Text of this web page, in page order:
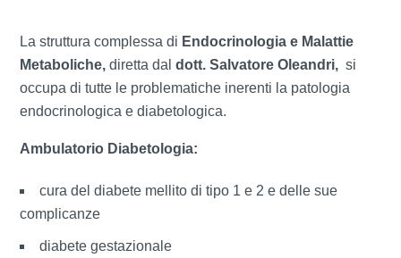
La struttura complessa di Endocrinologia e Malattie
Metaboliche,diretta dal dott. Salvatore Oleandri, si
occupa di tutte le problematiche inerenti la patologia
endocrinologica e diabetologica.
Ambulatorio Diabetologia:
cura del diabete mellito di tipo 1 e 2 e delle sue
complicanze
diabete gestazionale